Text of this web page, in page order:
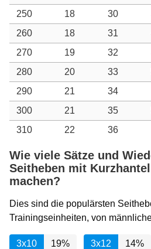
250
18 30
260
18 31
270
19 32
280
20 33
290
21 34
300
21 35
310
22 36
Wie viele Sätze und
Seitheben mit
machen?
Dies sind die populärsten
Trainingseinheiten, von
3x10 19% 3x12 14%